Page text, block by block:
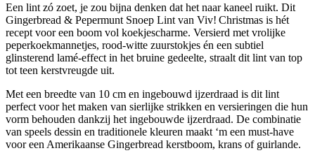
Een lint zó zoet, je zou bijna denken dat het naar kaneel ruikt. Dit
Gingerbread & Pepermunt Snoep Lint van Viv! Christmas is hét
recept voor een boom vol koekjescharme. Versierd met vrolijke
peperkoekmannetjes, rood-witte zuurstokjes én een subtiel
glinsterend lamé-effect in het bruine gedeelte, straalt dit lint van top
tot teen kerstvreugde uit.
Met een breedte van 10 cm en ingebouwd ijzerdraad is dit lint
perfect voor het maken van sierlijke strikken en versieringen die hun
vorm behouden dankzij het ingebouwde ijzerdraad. De combinatie
van speels dessin en traditionele kleuren maakt ‘m een must-have
voor een Amerikaanse Gingerbread kerstboom, krans of guirlande.